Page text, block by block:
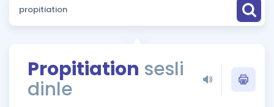
Puan Hesaplama
ÖSYM Sınav Takvimi
Kampanyalar
Propitiation sesli
dinle